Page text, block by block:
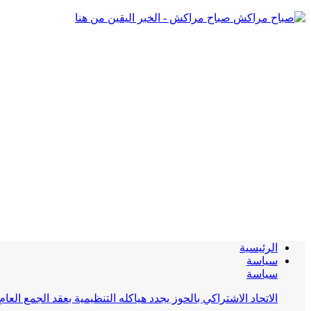
صباح مراكش - الخبر اليقين من هنا
الرئيسية
سياسة
سياسة
الاتحاد الاشتراكي بالحوز يجدد هياكله التنظيمية بعقد الجمع